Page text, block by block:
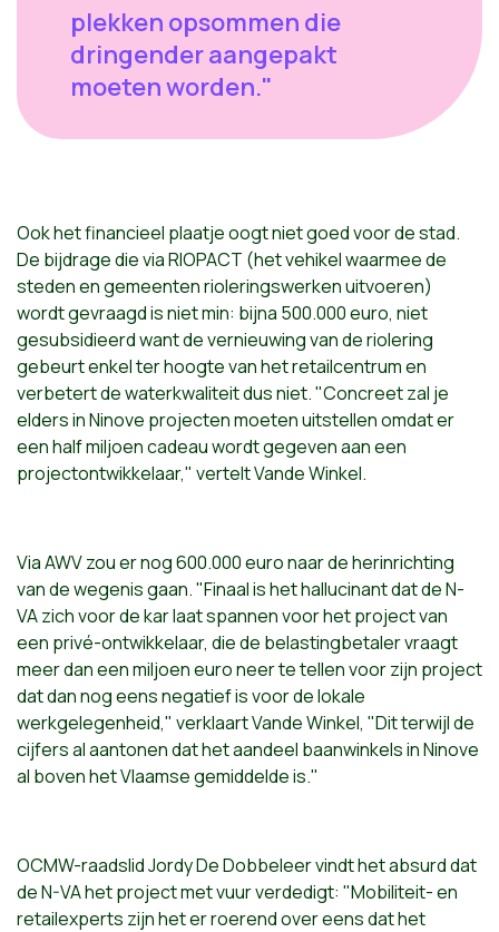
plekken opsommen die
dringender aangepakt
moeten worden."
Ook het financieel plaatje oogt niet goed voor de stad.
De bijdrage die via RIOPACT (het vehikel waarmee de
steden en gemeenten rioleringswerken uitvoeren)
wordt gevraagd is niet min: bijna 500.000 euro, niet
gesubsidieerd want de vernieuwing van de riolering
gebeurt enkel ter hoogte van het retailcentrum en
verbetert de waterkwaliteit dus niet. "Concreet zal je
elders in Ninove projecten moeten uitstellen omdat er
een half miljoen cadeau wordt gegeven aan een
projectontwikkelaar," vertelt Vande Winkel.
Via AWV zou er nog 600.000 euro naar de herinrichting
van de wegenis gaan. "Finaal is het hallucinant dat de N-
VA zich voor de kar laat spannen voor het project van
een privé-ontwikkelaar, die de belastingbetaler vraagt
meer dan een miljoen euro neer te tellen voor zijn project
dat dan nog eens negatief is voor de lokale
werkgelegenheid," verklaart Vande Winkel, "Dit terwijl de
cijfers al aantonen dat het aandeel baanwinkels in Ninove
al boven het Vlaamse gemiddelde is."
OCMW-raadslid Jordy De Dobbeleer vindt het absurd dat
de N-VA het project met vuur verdedigt: "Mobiliteit- en
retailexperts zijn het er roerend over eens dat het